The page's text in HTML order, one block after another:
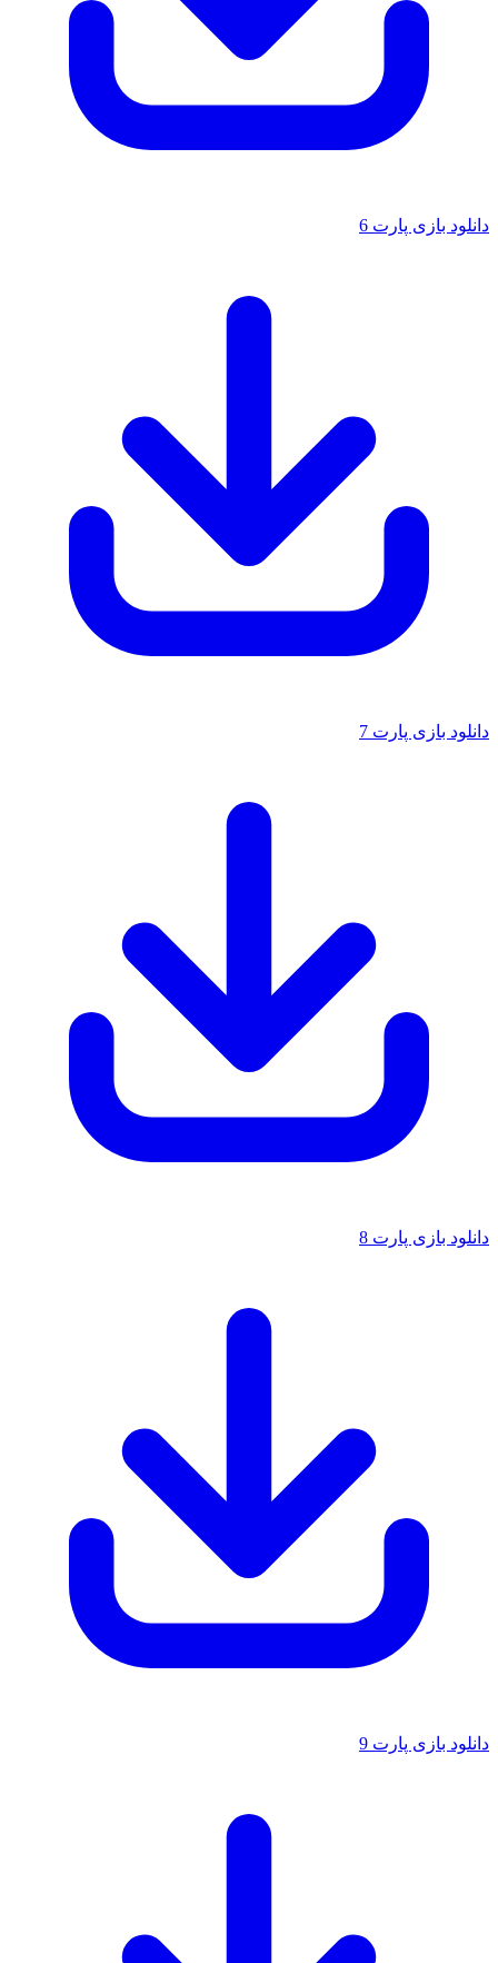
دانلود بازی پارت 6
دانلود بازی پارت 7
دانلود بازی پارت 8
دانلود بازی پارت 9